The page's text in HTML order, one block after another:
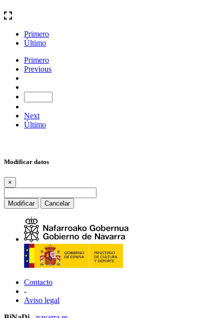
Primero
Último
Primero
Previous
Next
Último
Modificar datos
×
Modificar Cancelar
Contacto
-
Aviso legal